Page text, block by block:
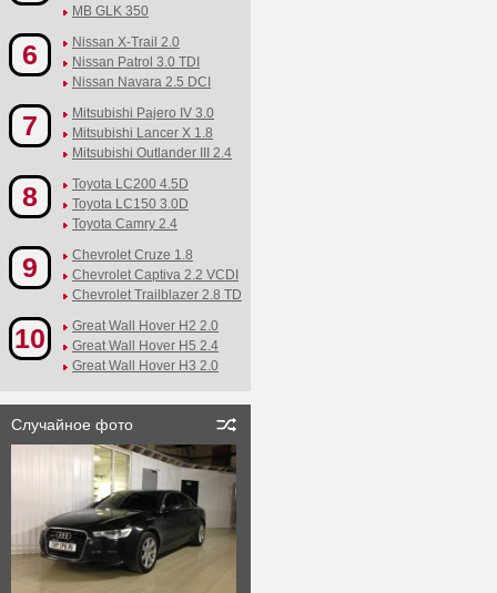
MB GLK 350
6
Nissan X-Trail 2.0
Nissan Patrol 3.0 TDI
Nissan Navara 2.5 DCI
7
Mitsubishi Pajero IV 3.0
Mitsubishi Lancer X 1.8
Mitsubishi Outlander III 2.4
8
Toyota LC200 4.5D
Toyota LC150 3.0D
Toyota Camry 2.4
9
Chevrolet Cruze 1.8
Chevrolet Captiva 2.2 VCDI
Chevrolet Trailblazer 2.8 TD
10
Great Wall Hover H2 2.0
Great Wall Hover H5 2.4
Great Wall Hover H3 2.0
Случайное фото